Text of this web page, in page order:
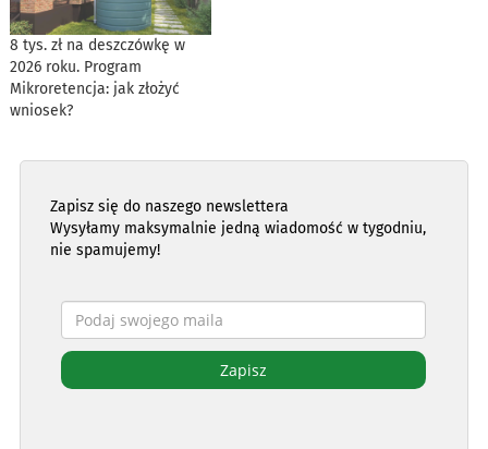
8 tys. zł na deszczówkę w
2026 roku. Program
Mikroretencja: jak złożyć
wniosek?
Zapisz się do naszego newslettera
Wysyłamy maksymalnie jedną wiadomość w tygodniu,
nie spamujemy!